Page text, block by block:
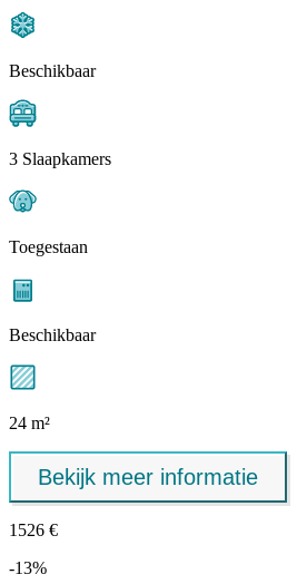
Beschikbaar
3 Slaapkamers
Toegestaan
Beschikbaar
24 m²
Bekijk meer informatie
1526 €
-13%